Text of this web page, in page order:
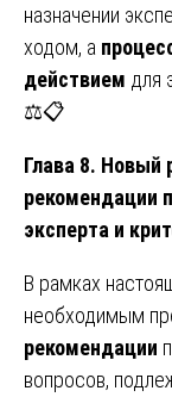
назначении
ходом, а
действием для
⚖️📋
Глава 8. Новый
рекомендации
эксперта и
В рамках
необходимым
рекомендации
вопросов,